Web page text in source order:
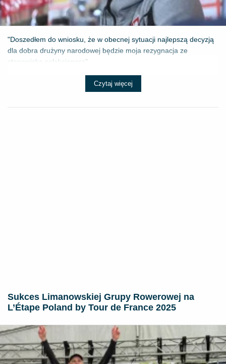
"Doszedłem do wniosku, że w obecnej sytuacji najlepszą decyzją
dla dobra drużyny narodowej będzie moja rezygnacja ze
stanowiska selekcjonera" - ...
Czytaj więcej
Sukces Limanowskiej Grupy Rowerowej na
L’Étape Poland by Tour de France 2025